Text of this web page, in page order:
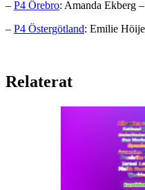
– P4 Örebro: Amanda Ekberg –
– P4 Östergötland: Emilie
Relaterat